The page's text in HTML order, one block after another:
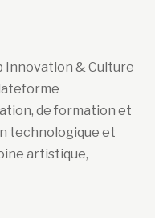
Innovation & Culture
de formation et
technologique et
artistique,